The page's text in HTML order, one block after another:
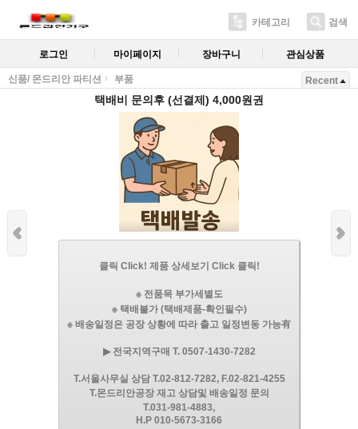
카테고리 검색
로그인 마이페이지 장바구니 관심상품
신품/ 몬드리안 파티션 부품 Recent
택배비 문의후 (선결제) 4,000원권
클릭 Click! 제품 상세보기 Click 클릭!
※ 전품목 부가세별도
※ 택배불가 (택배제품-확인필수)
※ 배송일정은 공장 상황에 따라 출고 일정변동 가능有
▶ 전국지역구매 T. 0507-1430-7282
T.서울사무실 상담 T.02-812-7282, F.02-821-4255
T.몬드리안공장 재고 상담및 배송일정 문의
T.031-981-4883,
H.P 010-5673-3166